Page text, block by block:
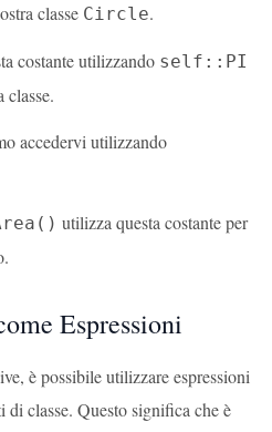
classe Circle.
costante utilizzando self::PI
accedervi utilizzando
utilizza questa costante per
Espressioni
è possibile utilizzare espressioni
classe. Questo significa che è